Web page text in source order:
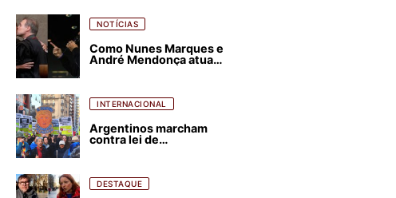
NOTÍCIAS
Como Nunes Marques e
André Mendonça atuam
INTERNACIONAL
Argentinos marcham
contra lei de
florestais
DESTAQUE